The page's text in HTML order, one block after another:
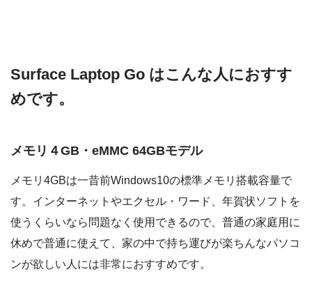
Surface Laptop Go はこんな人におすす
めです。
メモリ４GB・eMMC 64GBモデル
メモリ4GBは一昔前Windows10の標準メモリ搭載容量で
す。インターネットやエクセル・ワード、年賀状ソフトを
使うくらいなら問題なく使用できるので、普通の家庭用に
休めで普通に使えて、家の中で持ち運びが楽ちんなパソコ
ンが欲しい人には非常におすすめです。